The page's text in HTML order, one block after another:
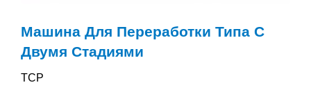
Машина Для Переработки Типа С
Двумя Стадиями
TCP